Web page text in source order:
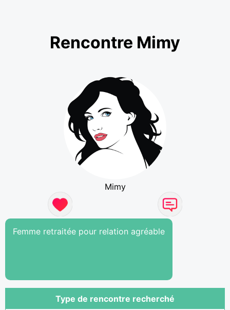
Rencontre Mimy
Mimy
Femme retraitée pour relation agréable
Type de rencontre recherché